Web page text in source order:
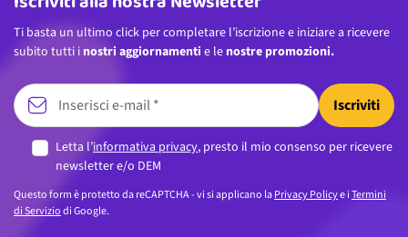
Ti basta un ultimo click per completare l’iscrizione e iniziare a ricevere
subito tutti i nostri aggiornamenti e le nostre promozioni.
Iscriviti
Letta l’informativa privacy, presto il mio consenso per ricevere
newsletter e/o DEM
Questo form è protetto da reCAPTCHA - vi si applicano laPrivacy Policye iTermini
di Serviziodi Google.